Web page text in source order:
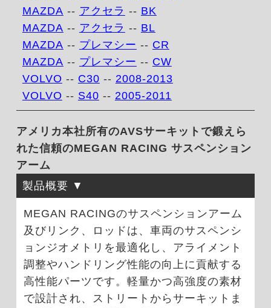
MAZDA -- アクセラ -- BK
MAZDA -- アクセラ -- BL
MAZDA -- プレマシー -- CR
MAZDA -- プレマシー -- CW
VOLVO -- C30 -- 2008-2013
VOLVO -- S40 -- 2005-2011
アメリカ本社所有のAVSサーキットで鍛えら
れた信頼のMEGAN RACING サスペンション
アーム
製品概要
MEGAN RACINGのサスペンションアーム
及びリンク、ロッドは、車両のサスペンシ
ョンジオメトリを最適化し、アライメント
調整やハンドリング性能の向上に貢献する
高性能パーツです。軽量かつ高強度の素材
で設計され、ストリートからサーキットま